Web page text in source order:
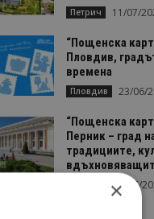
Петрич 11/07/
“Пощенска
Пловдив,
времена
Пловдив 23/06/
“Пощенска
Перник – град
традициите,
17/06/
×